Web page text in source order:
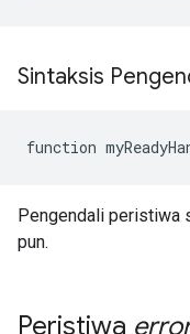
Sintaksis
function
Pengendali peristiwa
pun.
Peristiwa